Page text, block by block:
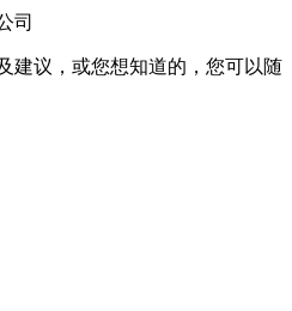
建议，或您想知道的，您可以随